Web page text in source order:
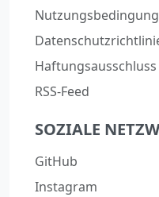
Haftungsausschluss
RSS-Feed
SOZIALE
GitHub
Instagram